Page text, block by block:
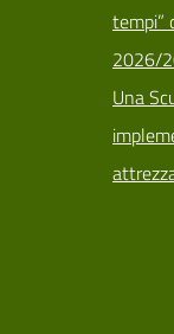
tempi”
2026/
Una